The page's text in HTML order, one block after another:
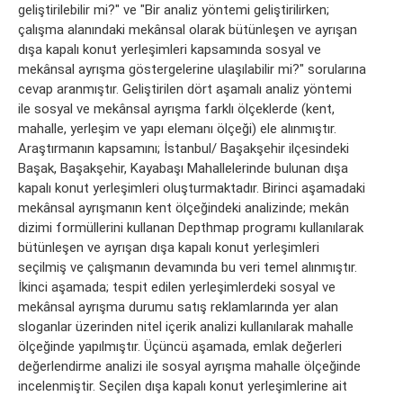
geliştirilebilir mi?" ve "Bir analiz yöntemi geliştirilirken;
çalışma alanındaki mekânsal olarak bütünleşen ve ayrışan
dışa kapalı konut yerleşimleri kapsamında sosyal ve
mekânsal ayrışma göstergelerine ulaşılabilir mi?" sorularına
cevap aranmıştır. Geliştirilen dört aşamalı analiz yöntemi
ile sosyal ve mekânsal ayrışma farklı ölçeklerde (kent,
mahalle, yerleşim ve yapı elemanı ölçeği) ele alınmıştır.
Araştırmanın kapsamını; İstanbul/ Başakşehir ilçesindeki
Başak, Başakşehir, Kayabaşı Mahallelerinde bulunan dışa
kapalı konut yerleşimleri oluşturmaktadır. Birinci aşamadaki
mekânsal ayrışmanın kent ölçeğindeki analizinde; mekân
dizimi formüllerini kullanan Depthmap programı kullanılarak
bütünleşen ve ayrışan dışa kapalı konut yerleşimleri
seçilmiş ve çalışmanın devamında bu veri temel alınmıştır.
İkinci aşamada; tespit edilen yerleşimlerdeki sosyal ve
mekânsal ayrışma durumu satış reklamlarında yer alan
sloganlar üzerinden nitel içerik analizi kullanılarak mahalle
ölçeğinde yapılmıştır. Üçüncü aşamada, emlak değerleri
değerlendirme analizi ile sosyal ayrışma mahalle ölçeğinde
incelenmiştir. Seçilen dışa kapalı konut yerleşimlerine ait